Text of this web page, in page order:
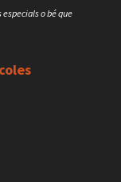
o bé que